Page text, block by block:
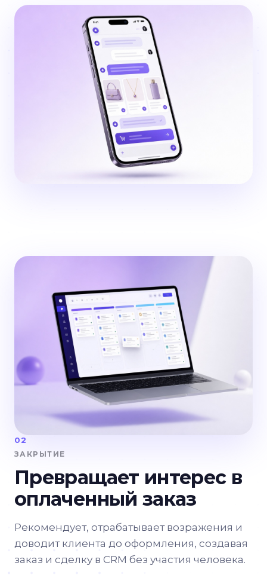
02
ЗАКРЫТИЕ
Превращает интерес в
оплаченный заказ
Рекомендует, отрабатывает возражения и
доводит клиента до оформления, создавая
заказ и сделку в CRM без участия человека.